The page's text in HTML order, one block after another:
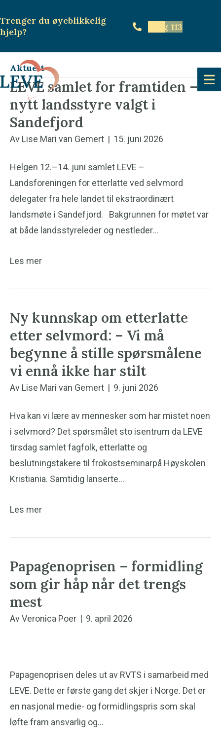
Trenger du øyeblikkelig
hjelp? Ring 113
Aktuelt
LEVE samlet for framtiden –
nytt landsstyre valgt i
Sandefjord
Av Lise Mari van Gemert | 15. juni 2026
Helgen 12.–14. juni samlet LEVE –
Landsforeningen for etterlatte ved selvmord
delegater fra hele landet til ekstraordinært
landsmøte i Sandefjord. Bakgrunnen for møtet var
at både landsstyreleder og nestleder…
Les mer
Ny kunnskap om etterlatte
etter selvmord: – Vi må
begynne å stille spørsmålene
vi ennå ikke har stilt
Av Lise Mari van Gemert | 9. juni 2026
Hva kan vi lære av mennesker som har mistet noen
i selvmord? Det spørsmålet sto isentrum da LEVE
tirsdag samlet fagfolk, etterlatte og
beslutningstakere til frokostseminarpå Høyskolen
Kristiania. Samtidig lanserte…
Les mer
Papagenoprisen – formidling
som gir håp når det trengs
mest
AvVeronica Poer | 9. april 2026
Papagenoprisen deles ut av RVTS i samarbeid med
LEVE. Dette er første gang det skjer i Norge. Det er
en nasjonal medie- og formidlingspris som skal
løfte fram ansvarlig og…